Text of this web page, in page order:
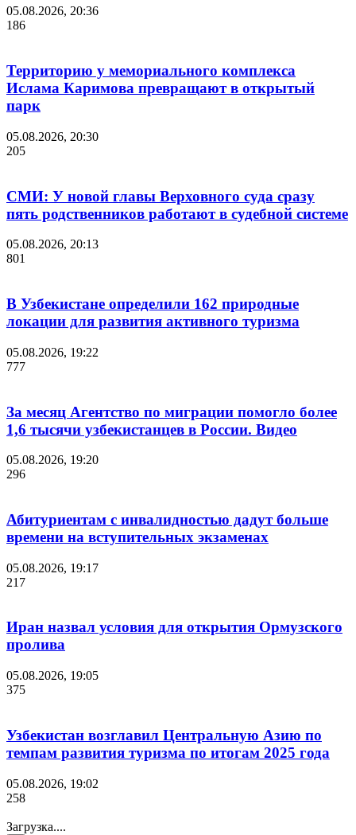
05.08.2026, 20:36
186
Территорию у мемориального комплекса
Ислама Каримова превращают в открытый
парк
05.08.2026, 20:30
205
СМИ: У новой главы Верховного суда сразу
пять родственников работают в судебной системе
05.08.2026, 20:13
801
В Узбекистане определили 162 природные
локации для развития активного туризма
05.08.2026, 19:22
777
За месяц Агентство по миграции помогло более
1,6 тысячи узбекистанцев в России. Видео
05.08.2026, 19:20
296
Абитуриентам с инвалидностью дадут больше
времени на вступительных экзаменах
05.08.2026, 19:17
217
Иран назвал условия для открытия Ормузского
пролива
05.08.2026, 19:05
375
Узбекистан возглавил Центральную Азию по
темпам развития туризма по итогам 2025 года
05.08.2026, 19:02
258
Загрузка....